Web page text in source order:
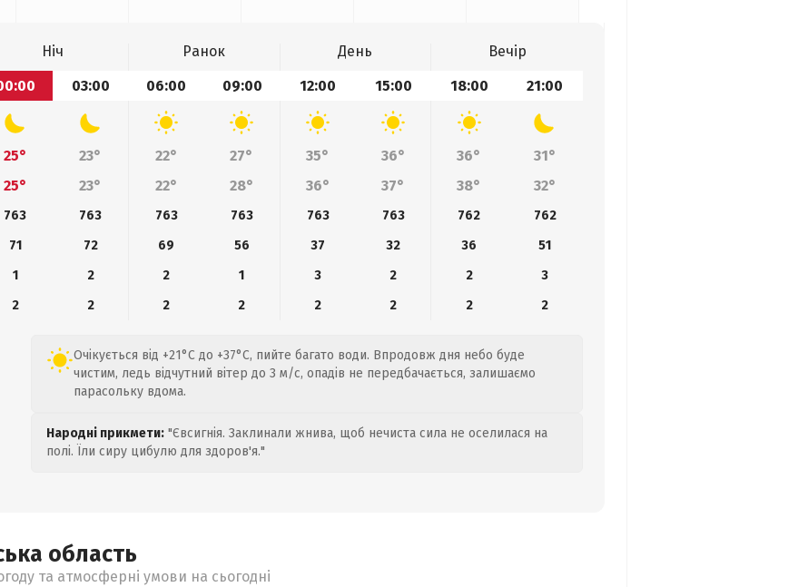
Ніч Ранок День
Вечір
03:00 06:00 09:00 12:00 15:00 18:00 21:00
25° 23° 22° 27° 35° 36° 36°
31°
25°
23° 22° 28° 36° 37° 38° 32°
763 763 763 763 763 763 762
762
71
72 69 56 37 32 36
51
1
2 2 1 3 2 2
3
2
2 2 2 2 2 2 2
Очікується від +21°C до +37°C, пийте багато води. Впродовж дня небо буде
чистим, ледь відчутний вітер до 3 м/с, опадів не передбачається, залишаємо
парасольку вдома.
Народні прикмети: "Євсигнія. Заклинали жнива, щоб нечиста сила не оселилася на
полі. Їли сиру цибулю для здоров'я."
область
та атмосферні умови на сьогодні